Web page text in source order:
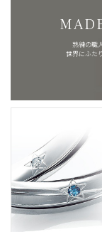
熟練の職
世界にふた